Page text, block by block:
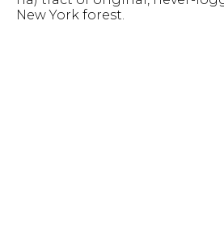
New York forest.